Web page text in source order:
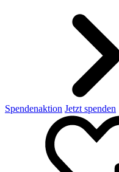
Spendenaktion Jetzt spenden